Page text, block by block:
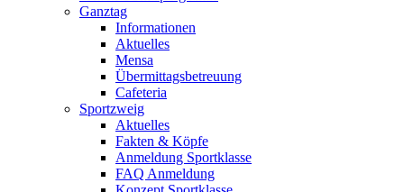
Ganztag
Informationen
Aktuelles
Mensa
Übermittagsbetreuung
Cafeteria
Sportzweig
Aktuelles
Fakten & Köpfe
Anmeldung Sportklasse
FAQ Anmeldung